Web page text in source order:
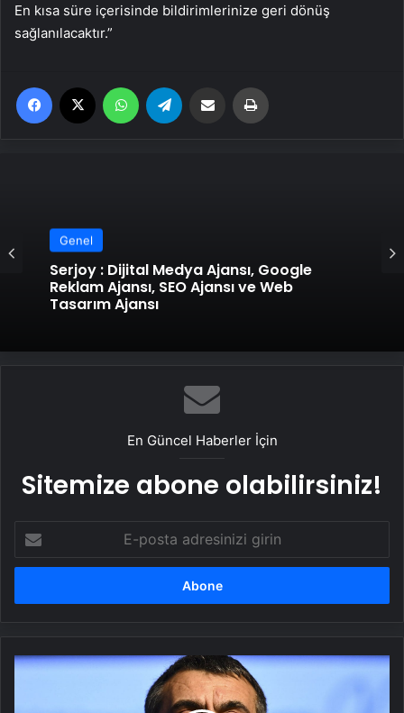
En kısa süre içerisinde bildirimlerinize geri dönüş
sağlanılacaktır.”
Facebook WhatsApp Email'den paylaş
Genel
Serjoy : Dijital Medya Ajansı, Google
Reklam Ajansı, SEO Ajansı ve Web
Tasarım Ajansı
En Güncel Haberler İçin
Sitemize abone olabilirsiniz!
posta
adresinizi
Bakan